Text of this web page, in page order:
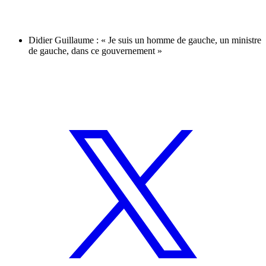
Didier Guillaume : « Je suis un homme de gauche, un ministre
de gauche, dans ce gouvernement »